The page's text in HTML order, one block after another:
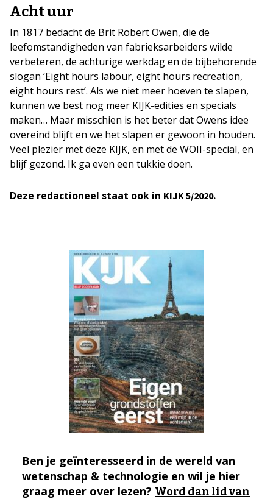
Acht uur
In 1817 bedacht de Brit Robert Owen, die de
leefomstandigheden van fabrieksarbeiders wilde
verbeteren, de achturige werkdag en de bijbehorende
slogan ‘Eight hours labour, eight hours recreation,
eight hours rest’. Als we niet meer hoeven te slapen,
kunnen we best nog meer KIJK-edities en specials
maken… Maar misschien is het beter dat Owens idee
overeind blijft en we het slapen er gewoon in houden.
Veel plezier met deze KIJK, en met de WOII-special, en
blijf gezond. Ik ga even een tukkie doen.
Deze redactioneel staat ook in KIJK 5/2020.
Ben je geïnteresseerd in de wereld van
wetenschap & technologie en wil je hier
graag meer over lezen? Word dan lid van